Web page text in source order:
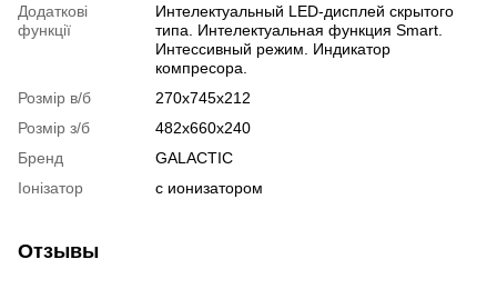
Додаткові
функції
Интелектуальный LED-дисплей скрытого
типа. Интелектуальная функция Smart.
Интессивный режим. Индикатор
компресора.
Розмір в/б
270x745x212
Розмір з/б
482x660x240
Бренд
GALACTIC
Іонізатор
с ионизатором
Отзывы